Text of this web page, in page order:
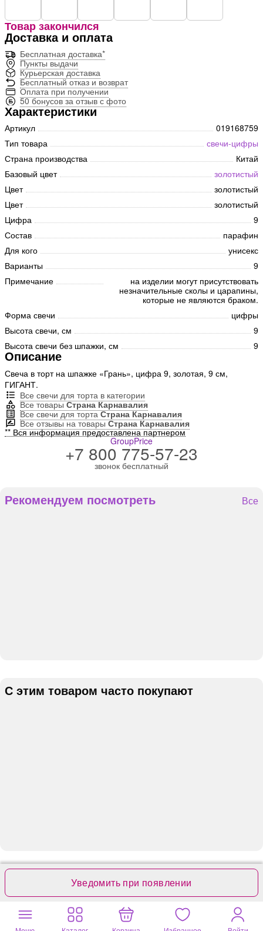
Товар закончился
Уведомить при появлении
Доставка и оплата
Бесплатная доставка*
Пункты выдачи
Курьерская доставка
Бесплатный отказ и возврат
Оплата при получении
50 бонусов за отзыв с фото
Характеристики
Артикул
019168759
Тип товара
свечи-цифры
Страна производства
Китай
Базовый цвет
золотистый
Цвет
золотистый
Цвет
золотистый
Цифра
9
Состав
парафин
Для кого
унисекс
Варианты
9
Примечание
на изделии могут присутствовать
незначительные сколы и царапины,
которые не являются браком.
Форма свечи
цифры
Высота свечи, см
9
Высота свечи без шпажки, см
9
Описание
Свеча в торт на шпажке «Грань», цифра 9, золотая, 9 см,
ГИГАНТ.
Все свечи для торта в категории
Все товарыСтрана Карнавалия
Все свечи для тортаСтрана Карнавалия
Все отзывы на товарыСтрана Карнавалия
** Вся информация предоставлена партнером
GroupPrice
+7 800 775-57-23
звонок бесплатный
Рекомендуем посмотреть Все
С этим товаром часто покупают
Отзывы 2Вопросы 0
Оставьте ваш отзыв